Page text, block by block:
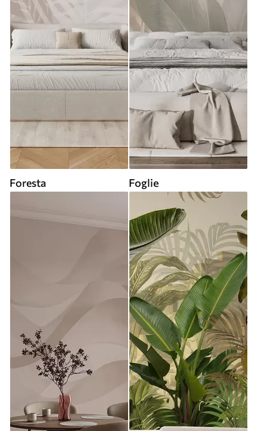
Foresta Foglie